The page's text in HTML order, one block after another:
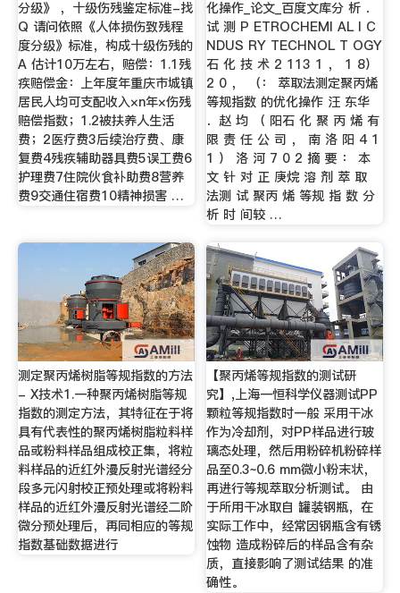
分级》 ，十级伤残鉴定标准-找
Q 请问依照《人体损伤致残程
度分级》标准，构成十级伤残的
A 估计10万左右，赔偿：1.1残
疾赔偿金：上年度年重庆市城镇
居民人均可支配收入×n年×伤残
赔偿指数；1.2被扶养人生活
费；2医疗费3后续治疗费、康
复费4残疾辅助器具费5误工费6
护理费7住院伙食补助费8营养
费9交通住宿费10精神损害 …
化操作_论文_百度文库分 析 ．
试 测 P ETROCHEMI AL I C
NDUS RY TECHNOL T OGY
石 化 技 术 2 113 1 ， 1 8）
2 0 ， （： 萃取法测定聚丙烯
等规指数 的优化操作 汪 东华
．赵 均 （ 阳石 化 聚 丙 烯 有
限 责 任 公 司 ， 南 洛 阳 4 1
1 ） 洛 河 7 0 2 摘 要 ： 本
文 针 对 正 庚烷 溶 剂 萃 取
法测 试 聚丙 烯 等规 指 数 分
析 时 间较 …
测定聚丙烯树脂等规指数的方法
- X技术1.一种聚丙烯树脂等规
指数的测定方法，其特征在于将
具有代表性的聚丙烯树脂粒料样
品或粉料样品组成校正集，将粒
料样品的近红外漫反射光谱经分
段多元闪射校正预处理或将粉料
样品的近红外漫反射光谱经二阶
微分预处理后，再同相应的等规
指数基础数据进行
【聚丙烯等规指数的测试研
究】,上海一恒科学仪器测试PP
颗粒等规指数时一般 采用干冰
作为冷却剂，对PP样品进行玻
璃态处理，然后用粉碎机粉碎样
品至0.3~0.6 mm微小粉末状，
再进行等规萃取分析测试。 由
于所用干冰取自 罐装钢瓶，在
实际工作中，经常因钢瓶含有锈
蚀物 造成粉碎后的样品含有杂
质，直接影响了测试结果 的准
确性。